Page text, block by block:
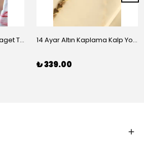
14 Ayar Altın Kaplama Baget Taşlı Vip Bileklik 14 Ayar Altın Kaplama Kalp Yolu Bileklik
₺ 339.00